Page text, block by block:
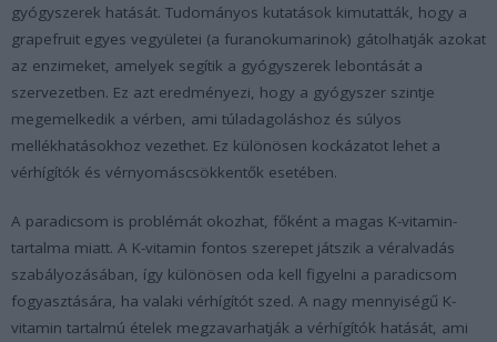
gyógyszerek hatását. Tudományos kutatások kimutatták, hogy a
grapefruit egyes vegyületei (a furanokumarinok) gátolhatják azokat
az enzimeket, amelyek segítik a gyógyszerek lebontását a
szervezetben. Ez azt eredményezi, hogy a gyógyszer szintje
megemelkedik a vérben, ami túladagoláshoz és súlyos
mellékhatásokhoz vezethet. Ez különösen kockázatot lehet a
vérhígítók és vérnyomáscsökkentők esetében.
A paradicsom is problémát okozhat, főként a magas K-vitamin-
tartalma miatt. A K-vitamin fontos szerepet játszik a véralvadás
szabályozásában, így különösen oda kell figyelni a paradicsom
fogyasztására, ha valaki vérhígítót szed. A nagy mennyiségű K-
vitamin tartalmú ételek megzavarhatják a vérhígítók hatását, ami